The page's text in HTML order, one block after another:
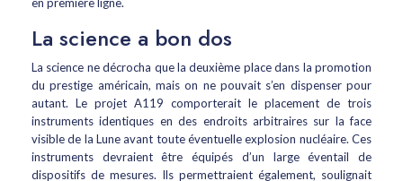
La science a bon dos
La science ne décrocha que la deuxième place dans la promotion
du prestige américain, mais on ne pouvait s’en dispenser pour
autant. Le projet A119 comporterait le placement de trois
instruments identiques en des endroits arbitraires sur la face
visible de la Lune avant toute éventuelle explosion nucléaire. Ces
instruments devraient être équipés d’un large éventail de
dispositifs de mesures. Ils permettraient également, soulignait